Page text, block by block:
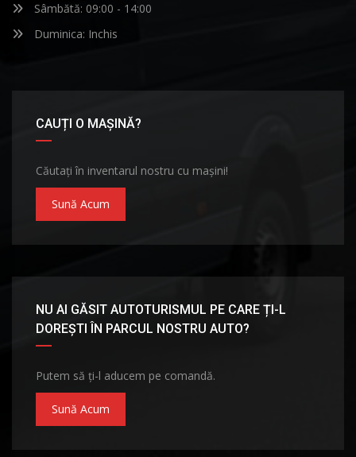
Sâmbătă: 09:00 - 14:00
Duminica: Inchis
CAUȚI O MAȘINĂ?
Căutați în inventarul nostru cu mașini!
Sună Acum
NU AI GĂSIT AUTOTURISMUL PE CARE ȚI-L
DOREȘTI ÎN PARCUL NOSTRU AUTO?
Putem să ți-l aducem pe comandă.
Sună Acum